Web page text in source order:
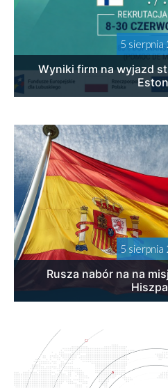
5 sierpnia
Wyniki firm na wyjazd
5 sierpnia
Rusza nabór na na